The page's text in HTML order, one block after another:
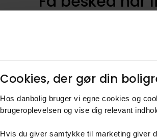
Cookies, der gør din
Hos danbolig bruger vi egne cookies og
brugeroplevelsen og vise dig relevant
Hvis du giver samtykke til marketing giver
Opret en søgeagent i